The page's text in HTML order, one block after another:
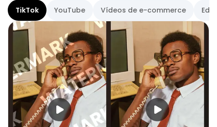
TikTok
YouTube Vídeos de e-commerce